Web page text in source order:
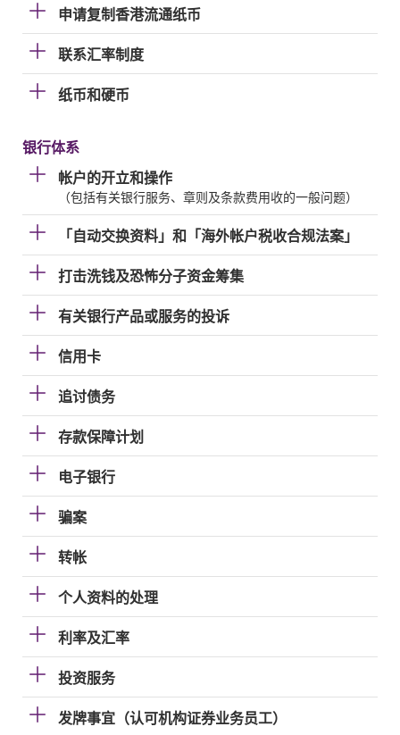
申请复制香港流通纸币
联系汇率制度
纸币和硬币
银行体系
帐户的开立和操作
（包括有关银行服务、章则及条款费用收的一般问题）
「自动交换资料」和「海外帐户税收合规法案」
打击洗钱及恐怖分子资金筹集
有关银行产品或服务的投诉
信用卡
追讨债务
存款保障计划
电子银行
骗案
转帐
个人资料的处理
利率及汇率
投资服务
发牌事宜（认可机构证券业务员工）